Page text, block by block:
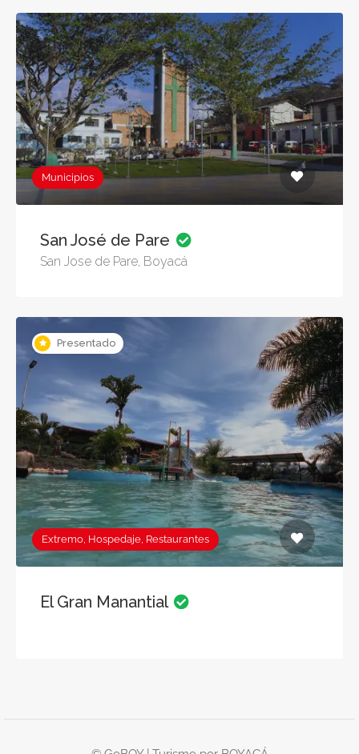
Municipios
San José de Pare
San Jose de Pare, Boyacá
Presentado
Extremo, Hospedaje, Restaurantes
El Gran Manantial